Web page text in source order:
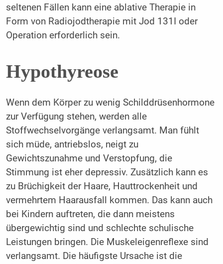
seltenen Fällen kann eine ablative Therapie in
Form von Radiojodtherapie mit Jod 131I oder
Operation erforderlich sein.
Hypothyreose
Wenn dem Körper zu wenig Schilddrüsenhormone
zur Verfügung stehen, werden alle
Stoffwechselvorgänge verlangsamt. Man fühlt
sich müde, antriebslos, neigt zu
Gewichtszunahme und Verstopfung, die
Stimmung ist eher depressiv. Zusätzlich kann es
zu Brüchigkeit der Haare, Hauttrockenheit und
vermehrtem Haarausfall kommen. Das kann auch
bei Kindern auftreten, die dann meistens
übergewichtig sind und schlechte schulische
Leistungen bringen. Die Muskeleigenreflexe sind
verlangsamt. Die häufigste Ursache ist die